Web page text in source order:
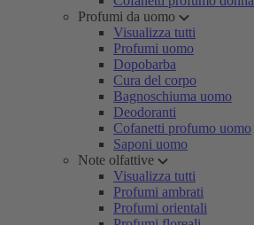
Profumi da uomo
Visualizza tutti
Profumi uomo
Dopobarba
Cura del corpo
Bagnoschiuma uomo
Deodoranti
Cofanetti profumo uomo
Saponi uomo
Note olfattive
Visualizza tutti
Profumi ambrati
Profumi orientali